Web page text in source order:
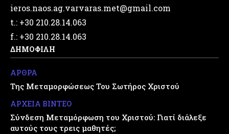
ieros.naos.ag.varvaras.met@gmail.com
t.: +30 210.28.14.063
f.: +30 210.28.14.063
ΔΗΜΟΦΙΛΗ
ΑΡΘΡΑ
Της Μεταμορφώσεως Του Σωτήρος Χριστού
ΑΡΧΕΙΑ ΒΙΝΤΕΟ
Σύνδεση Μεταμόρφωση του Χριστού: Γιατί διάλεξε
αυτούς τους τρεις μαθητές;